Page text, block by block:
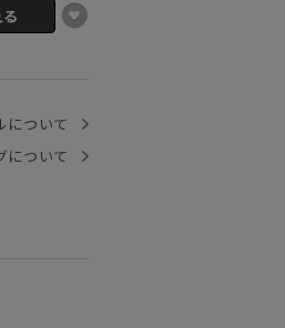
について
について